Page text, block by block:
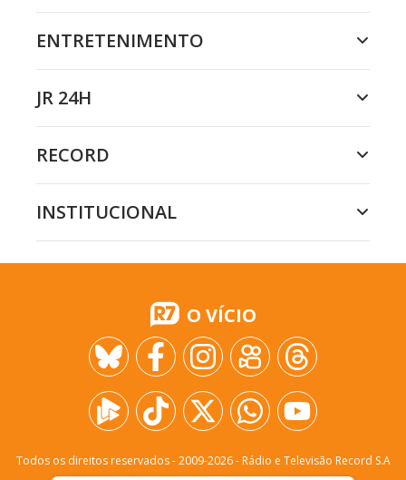
ENTRETENIMENTO
JR 24H
RECORD
INSTITUCIONAL
O VÍCIO
Todos os direitos reservados - 2009-2026- Rádio e Televisão Record S.A